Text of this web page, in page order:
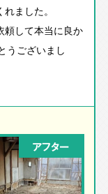
ました。
頼して本当に良か
うございまし
アフター